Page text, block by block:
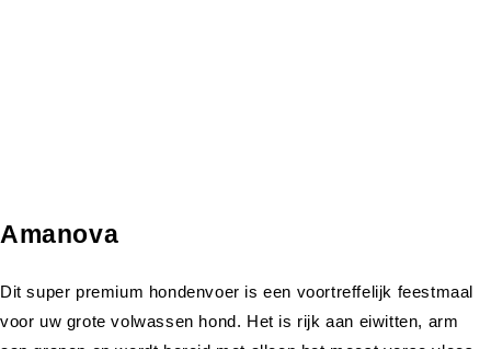
Amanova
Dit super premium hondenvoer is een voortreffelijk feestmaal
voor uw grote volwassen hond. Het is rijk aan eiwitten, arm